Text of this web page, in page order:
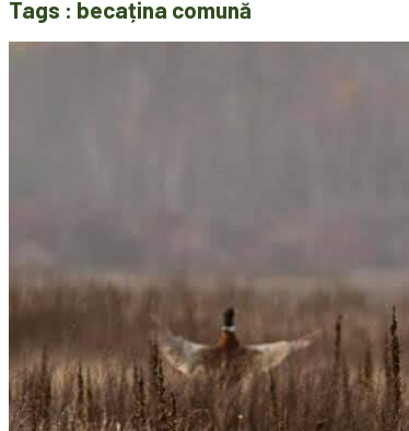
Tags : becațina comună